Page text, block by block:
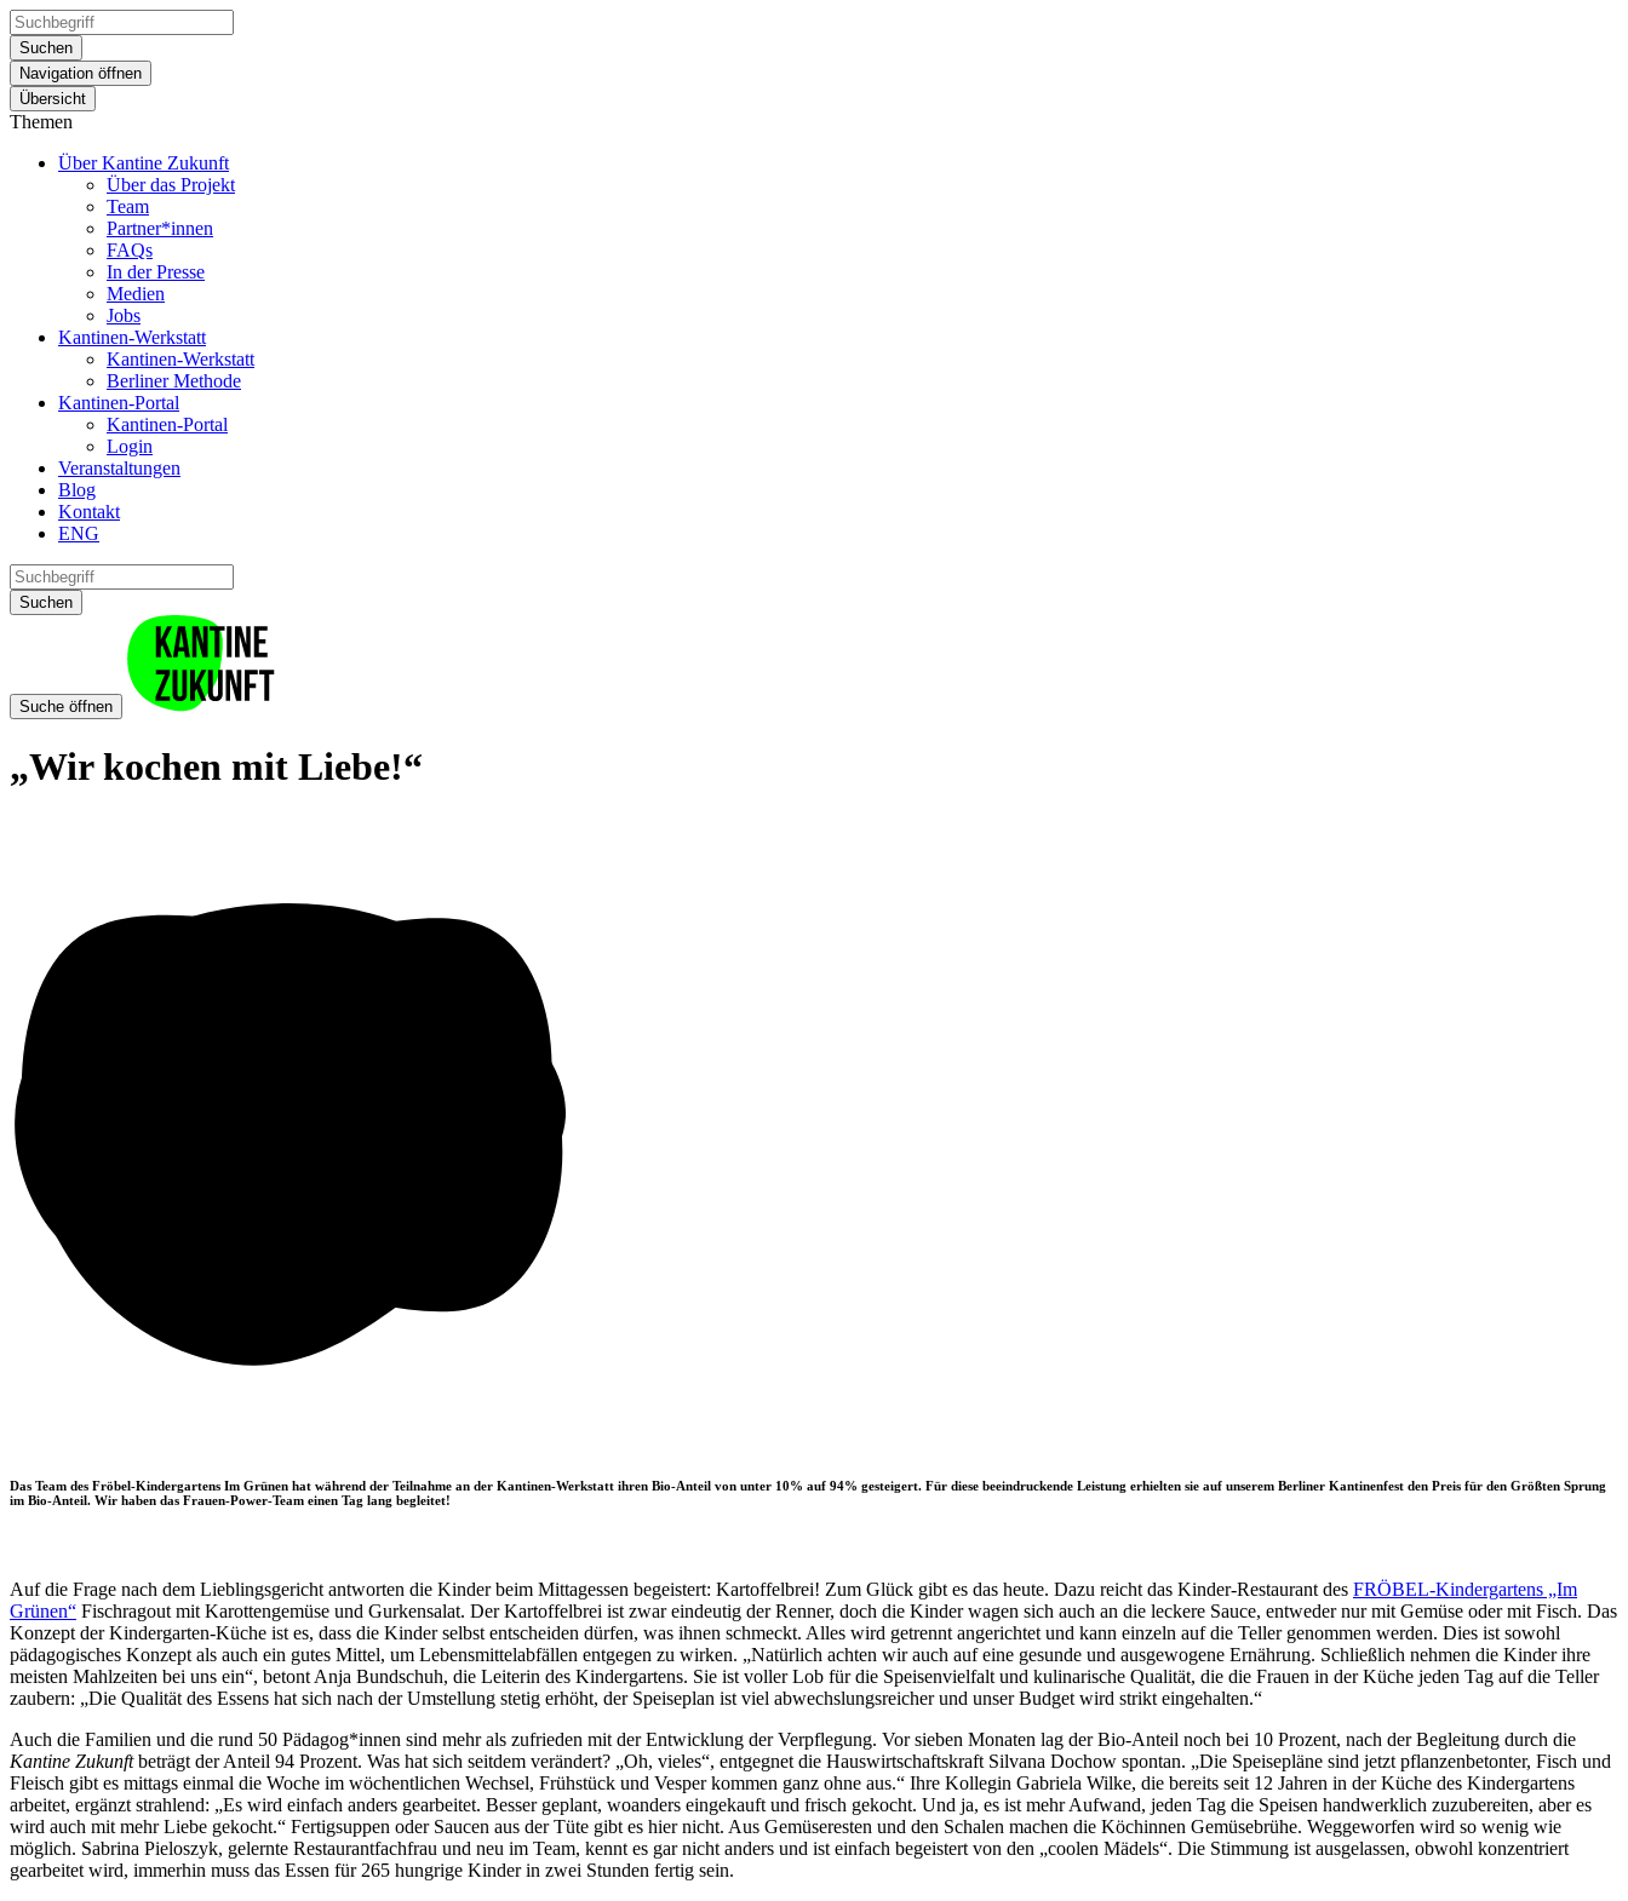
Suchen
Navigation öffnen
Übersicht
Themen
Über Kantine Zukunft
Über das Projekt
Team
Partner*innen
FAQs
In der Presse
Medien
Jobs
Kantinen-Werkstatt
Kantinen-Werkstatt
Berliner Methode
Kantinen-Portal
Kantinen-Portal
Login
Veranstaltungen
Blog
Kontakt
ENG
Suchen
Suche öffnen
„Wir kochen mit Liebe!“
Das Team des Fröbel-Kindergartens Im Grünen hat während der Teilnahme an der Kantinen-Werkstatt ihren Bio-Anteil von unter 10% auf 94% gesteigert. Für diese beeindruckende Leistung erhielten sie auf unserem Berliner Kantinenfest den Preis für den Größten Sprung
im Bio-Anteil. Wir haben das Frauen-Power-Team einen Tag lang begleitet!
Auf die Frage nach dem Lieblingsgericht antworten die Kinder beim Mittagessen begeistert: Kartoffelbrei! Zum Glück gibt es das heute. Dazu reicht das Kinder-Restaurant des FRÖBEL-Kindergartens „Im
Grünen“ Fischragout mit Karottengemüse und Gurkensalat. Der Kartoffelbrei ist zwar eindeutig der Renner, doch die Kinder wagen sich auch an die leckere Sauce, entweder nur mit Gemüse oder mit Fisch. Das
Konzept der Kindergarten-Küche ist es, dass die Kinder selbst entscheiden dürfen, was ihnen schmeckt. Alles wird getrennt angerichtet und kann einzeln auf die Teller genommen werden. Dies ist sowohl
pädagogisches Konzept als auch ein gutes Mittel, um Lebensmittelabfällen entgegen zu wirken. „Natürlich achten wir auch auf eine gesunde und ausgewogene Ernährung. Schließlich nehmen die Kinder ihre
meisten Mahlzeiten bei uns ein“, betont Anja Bundschuh, die Leiterin des Kindergartens. Sie ist voller Lob für die Speisenvielfalt und kulinarische Qualität, die die Frauen in der Küche jeden Tag auf die Teller
zaubern: „Die Qualität des Essens hat sich nach der Umstellung stetig erhöht, der Speiseplan ist viel abwechslungsreicher und unser Budget wird strikt eingehalten.“
Auch die Familien und die rund 50 Pädagog*innen sind mehr als zufrieden mit der Entwicklung der Verpflegung. Vor sieben Monaten lag der Bio-Anteil noch bei 10 Prozent, nach der Begleitung durch die
Kantine Zukunftbeträgt der Anteil 94 Prozent. Was hat sich seitdem verändert? „Oh, vieles“, entgegnet die Hauswirtschaftskraft Silvana Dochow spontan. „Die Speisepläne sind jetzt pflanzenbetonter, Fisch und
Fleisch gibt es mittags einmal die Woche im wöchentlichen Wechsel, Frühstück und Vesper kommen ganz ohne aus.“ Ihre Kollegin Gabriela Wilke, die bereits seit 12 Jahren in der Küche des Kindergartens
arbeitet, ergänzt strahlend: „Es wird einfach anders gearbeitet. Besser geplant, woanders eingekauft und frisch gekocht. Und ja, es ist mehr Aufwand, jeden Tag die Speisen handwerklich zuzubereiten, aber es
wird auch mit mehr Liebe gekocht.“ Fertigsuppen oder Saucen aus der Tüte gibt es hier nicht. Aus Gemüseresten und den Schalen machen die Köchinnen Gemüsebrühe. Weggeworfen wird so wenig wie
möglich. Sabrina Pieloszyk, gelernte Restaurantfachfrau und neu im Team, kennt es gar nicht anders und ist einfach begeistert von den „coolen Mädels“. Die Stimmung ist ausgelassen, obwohl konzentriert
gearbeitet wird, immerhin muss das Essen für 265 hungrige Kinder in zwei Stunden fertig sein.